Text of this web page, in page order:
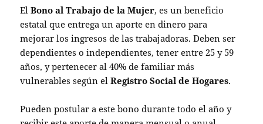
ElBono al Trabajo de la Mujer, es un beneficio
estatal que entrega un aporte en dinero para
mejorar los ingresos de las trabajadoras. Deben ser
dependientes o independientes, tener entre 25 y 59
años, y pertenecer al 40% de familiar más
vulnerables según elRegistro Social de Hogares.
Pueden postular a este bono durante todo el año y